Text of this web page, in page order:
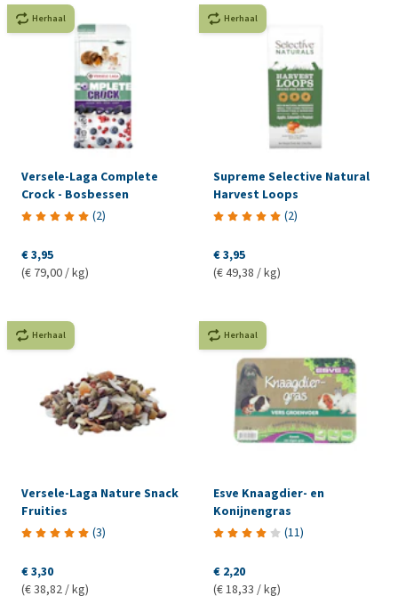
Herhaal
Versele-Laga Complete
Crock - Bosbessen
(2)
€ 3,95
(€ 79,00 / kg)
Herhaal
Supreme Selective Natural
Harvest Loops
(2)
€ 3,95
(€ 49,38 / kg)
Herhaal
Versele-Laga Nature Snack
Fruities
(3)
€ 3,30
(€ 38,82 / kg)
Herhaal
Esve Knaagdier- en
Konijnengras
(11)
€ 2,20
(€ 18,33 / kg)